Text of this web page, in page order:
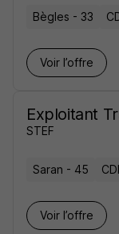
Bègles - 33
Voir l’offre
Exploitant
STEF
Saran - 45 CDI
Voir l’offre